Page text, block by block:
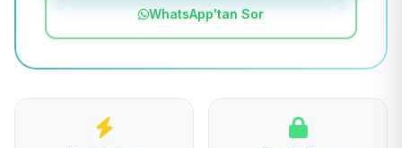
WhatsApp'tan Sor